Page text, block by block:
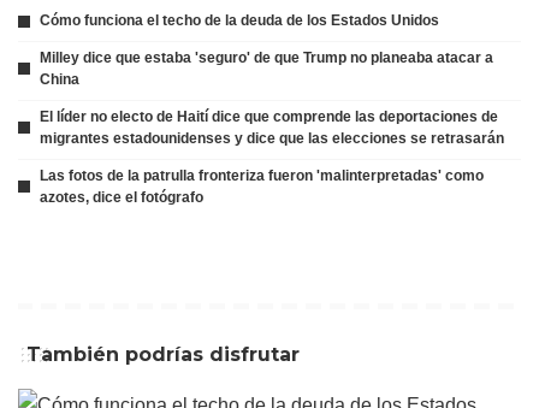
Cómo funciona el techo de la deuda de los Estados Unidos
Milley dice que estaba 'seguro' de que Trump no planeaba atacar a
China
El líder no electo de Haití dice que comprende las deportaciones de
migrantes estadounidenses y dice que las elecciones se retrasarán
Las fotos de la patrulla fronteriza fueron 'malinterpretadas' como
azotes, dice el fotógrafo
También podrías disfrutar